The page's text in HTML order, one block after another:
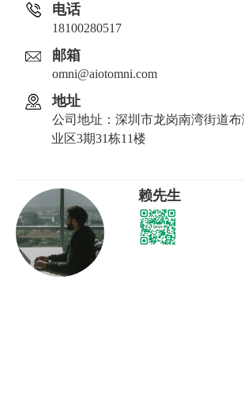
电话
18100280517
邮箱
omni@aiotomni.com
地址
公司地址：深圳市龙岗南湾街道布
业区3期31栋11楼
赖先生